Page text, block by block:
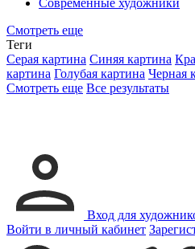
Современные художники
Смотреть еще
Теги
Серая картина Синяя картина
картина Голубая картина Черная
Смотреть еще Все результаты
Вход для
Войти в личный кабинет